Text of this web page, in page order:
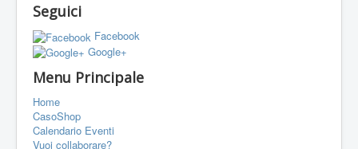
CHI SIAMO
L'ASSOCIAZIONE
PROGETTI
PORTFOLIO
CONTATTI
Seguici
Facebook
Google+
Menu Principale
Home
CasoShop
Calendario Eventi
Vuoi collaborare?